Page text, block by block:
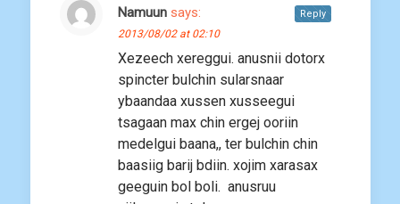
Namuun says:
2013/08/02 at 02:10
Xezeech xereggui. anusnii dotorx
spincter bulchin sularsnaar
ybaandaa xussen xusseegui
tsagaan max chin ergej ooriin
medelgui baana,, ter bulchin chin
baasiig barij bdiin. xojim xarasax
geeguin bol boli. anusruu
Reply